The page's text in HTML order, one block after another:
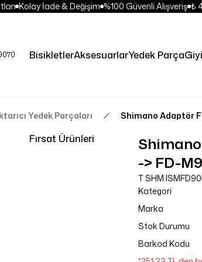
Kolay İade & Değişim %100 Güvenli Alışveriş ₺
BisikletlerAksesuarlarYedek Parça
Fırsat Ürünleri
Yedek Parçaları Shimano Adaptör
-> FD-
T SHM
Kategori
Marka
Stok Durumu
Barkod Kodu